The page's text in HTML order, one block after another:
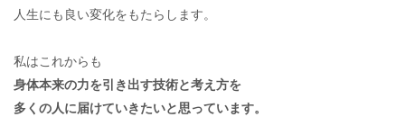
人生にも良い変化をもたらします。
私はこれからも
身体本来の力を引き出す技術と考え方を
多くの人に届けていきたいと思っています。